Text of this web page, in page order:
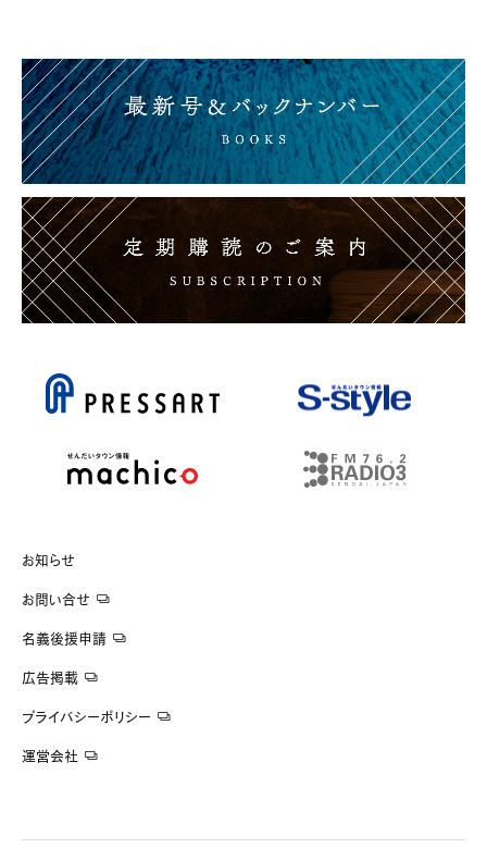
お知らせ
お問い合せ
名義後援申請
広告掲載
プライバシーポリシー
運営会社